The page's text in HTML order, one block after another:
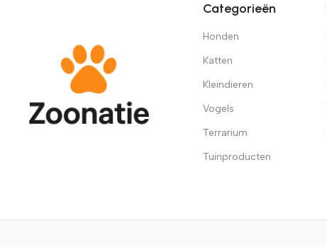
Categorieën
Honden
Katten
Kleindieren
Vogels
Terrarium
Tuinproducten